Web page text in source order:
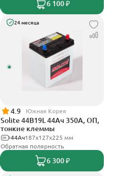
6 100 ₽
24 месяца
4.9 Южная Корея
Solite 44B19L 44Ач 350А, ОП,
тонкие клеммы
187x127x225 мм
44Ач
Обратная полярность
6 300 ₽